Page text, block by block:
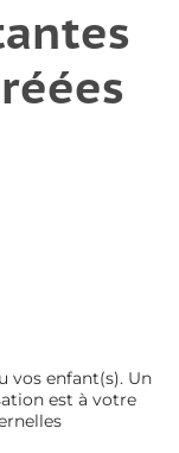
vos enfant(s). Un
est à votre